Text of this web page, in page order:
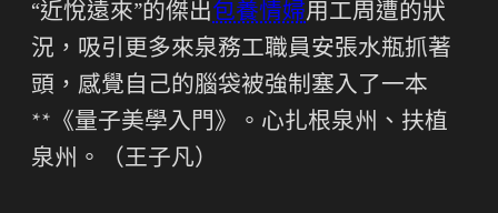
“近悅遠來”的傑出包養情婦用工周遭的狀
況，吸引更多來泉務工職員安張水瓶抓著
頭，感覺自己的腦袋被強制塞入了一本
**《量子美學入門》。心扎根泉州、扶植
泉州。（王子凡）